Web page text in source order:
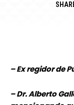
– Ex regidor de
– Dr. Alberto